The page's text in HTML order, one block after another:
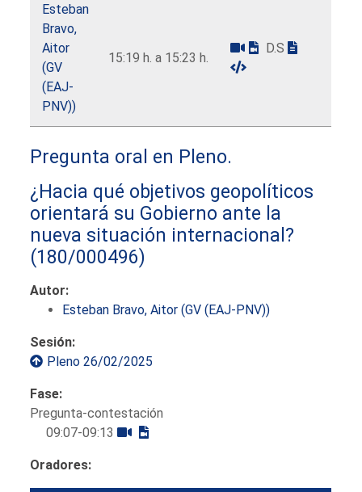
Esteban
Bravo,
Aitor
(GV
(EAJ-
PNV))
15:19 h. a 15:23 h.
D.S
Pregunta oral en Pleno.
¿Hacia qué objetivos geopolíticos
orientará su Gobierno ante la
nueva situación internacional?
(180/000496)
Autor:
Esteban Bravo, Aitor (GV (EAJ-PNV))
Sesión:
Pleno 26/02/2025
Fase:
Pregunta-contestación
09:07-09:13
Oradores: